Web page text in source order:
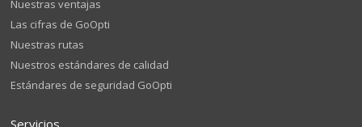
Nuestras ventajas
Las cifras de GoOpti
Nuestras rutas
Nuestros estándares de calidad
Estándares de seguridad GoOpti
Servicios